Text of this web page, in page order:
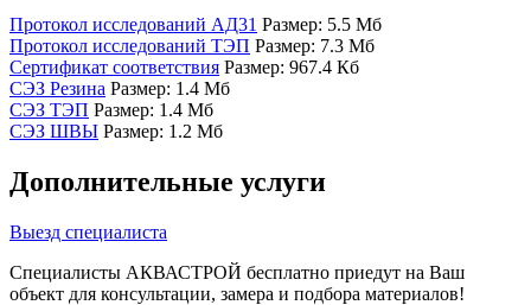
Протокол исследований АД31 Размер: 5.5 Мб
Протокол исследований ТЭП Размер: 7.3 Мб
Сертификат соответствия Размер: 967.4 Кб
СЭЗ Резина Размер: 1.4 Мб
СЭЗ ТЭП Размер: 1.4 Мб
СЭЗ ШВЫ Размер: 1.2 Мб
Дополнительные услуги
Выезд специалиста
Специалисты АКВАСТРОЙ бесплатно приедут на Ваш
объект для консультации, замера и подбора материалов!